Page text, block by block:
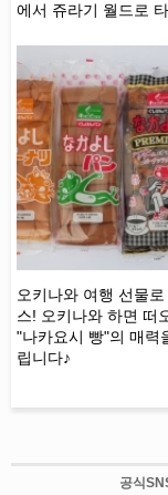
에서 쥬라기 월드로
오키나와 여행 선물
스! 오키나와 하면 떠
"나카요시 빵"의 매력
립니다♪
공식